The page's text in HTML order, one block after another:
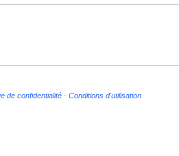
de confidentialité - Conditions d'utilisation